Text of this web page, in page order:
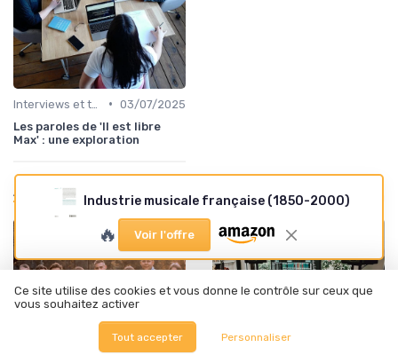
• 03/07/2025
Les paroles de 'Il est libre
Max' : une exploration
À lire aussi
Industrie musicale française (1850-2000)
🔥 Voir l'offre
Ce site utilise des cookies et vous donne le contrôle sur ceux que
vous souhaitez activer
Tout accepter Personnaliser